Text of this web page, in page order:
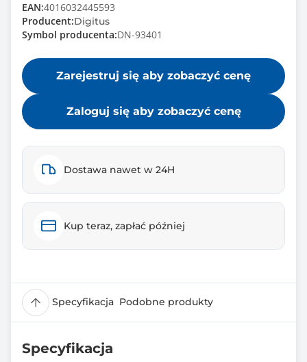
EAN:4016032445593
Producent:Digitus
Symbol producenta:DN-93401
Zarejestruj się aby zobaczyć cenę
Zaloguj się aby zobaczyć cenę
Dostawa nawet w 24H
Kup teraz, zapłać później
Specyfikacja Podobne produkty
Specyfikacja